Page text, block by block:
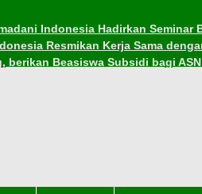
Indonesia Hadirkan Seminar
Resmikan Kerja Sama
berikan Beasiswa Subsidi bagi